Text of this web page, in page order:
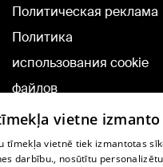
Политическая реклама
Политика
использования cookie
файлов
Добавление
комментариев
vietne
tīmekļa vietnē tiek izmantotas
darbību., nosūtītu